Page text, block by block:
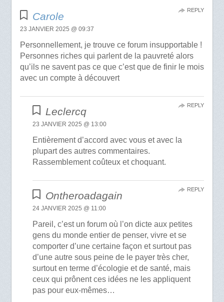
Carole
23 JANVIER 2025 @ 09:37
Personnellement, je trouve ce forum insupportable !
Personnes riches qui parlent de la pauvreté alors
qu’ils ne savent pas ce que c’est que de finir le mois
avec un compte à découvert
REPLY
Leclercq
23 JANVIER 2025 @ 13:00
Entièrement d’accord avec vous et avec la
plupart des autres commentaires.
Rassemblement coûteux et choquant.
REPLY
Ontheroadagain
24 JANVIER 2025 @ 11:00
Pareil, c’est un forum où l’on dicte aux petites
gens du monde entier de penser, vivre et se
comporter d’une certaine façon et surtout pas
d’une autre sous peine de le payer très cher,
surtout en terme d’écologie et de santé, mais
ceux qui prônent ces idées ne les appliquent
pas pour eux-mêmes…
REPLY